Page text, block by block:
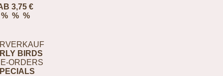
3,75 €
% % %
BIRDS
ORDERS